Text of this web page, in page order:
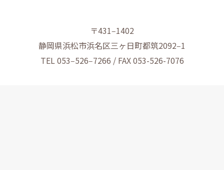
〒431‒1402
静岡県浜松市浜名区三ヶ日町都筑2092‒1
TEL 053‒526‒7266 / FAX 053-526-7076